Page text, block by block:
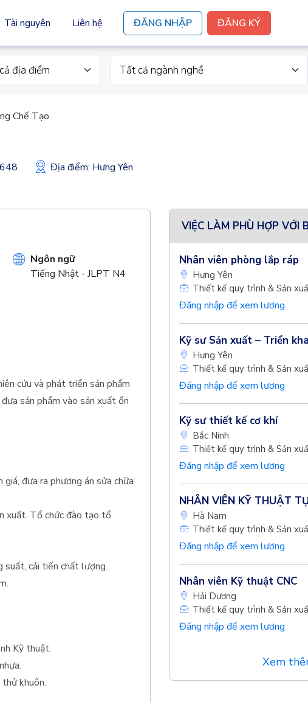
ĐĂNG NHẬP ĐĂNG KÝ
Tài nguyên Liên hệ
địa điểm Tất cả ngành nghề
Chế Tạo
Địa điểm: Hưng Yên
Ngôn ngữ
Tiếng Nhật - JLPT N4
cứu và phát triển sản phẩm
sản phẩm vào sản xuất ổn
đưa ra phương án sửa chữa
xuất. Tổ chức đào tạo tổ
suất, cải tiến chất lượng.
Kỹ thuật.
khuôn.
VIỆC LÀM PHÙ HỢP VỚI
Nhân viên phòng lắp ráp
Hưng Yên
Thiết kế quy trình & Sản
Đăng nhập để xem lương
Kỹ sư Sản xuất – Triển
Hưng Yên
Thiết kế quy trình & Sản
Đăng nhập để xem lương
Kỹ sư thiết kế cơ khí
Bắc Ninh
Thiết kế quy trình & Sản
Đăng nhập để xem lương
NHÂN VIÊN KỸ THUẬT
Hà Nam
Thiết kế quy trình & Sản
Đăng nhập để xem lương
Nhân viên Kỹ thuật CNC
Hải Dương
Thiết kế quy trình & Sản
Đăng nhập để xem lương
Xem